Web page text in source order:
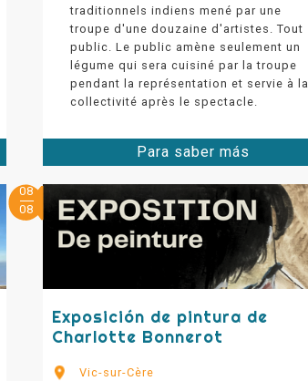
traditionnels indiens mené par une
troupe d'une douzaine d'artistes. Tout
public. Le public amène seulement un
légume qui sera cuisiné par la troupe
pendant la représentation et servie à la
collectivité après le spectacle.
Para saber más
08
08
Exposición de pintura de
Charlotte Bonnerot
Vic-sur-Cère